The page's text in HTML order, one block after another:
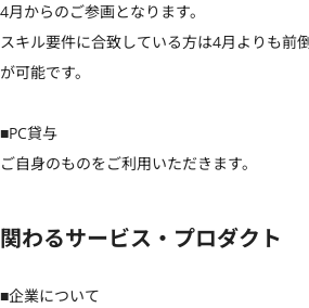
4月からのご参画となります。
スキル要件に合致している方は4月よりも前
が可能です。
■PC貸与
ご自身のものをご利用いただきます。
関わるサービス・プロダクト
■企業について